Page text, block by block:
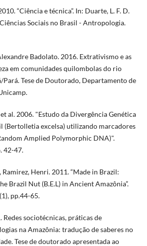
“Ciência e técnica”. In: Duarte, L. F. D.
Sociais no Brasil - Antropologia.
Badolato. 2016. Extrativismo e as
em comunidades quilombolas do rio
Tese de Doutorado, Departamento de
al. 2006. "Estudo da Divergência Genética
(Bertolletia excelsa) utilizando marcadores
Amplied Polymorphic DNA)".
42-47.
Ramirez, Henri. 2011. “Made in Brazil:
Brazil Nut (B.E.L) in Ancient Amazônia”.
pp.44-65.
Redes sociotécnicas, práticas de
na Amazônia: tradução de saberes no
Tese de doutorado apresentada ao